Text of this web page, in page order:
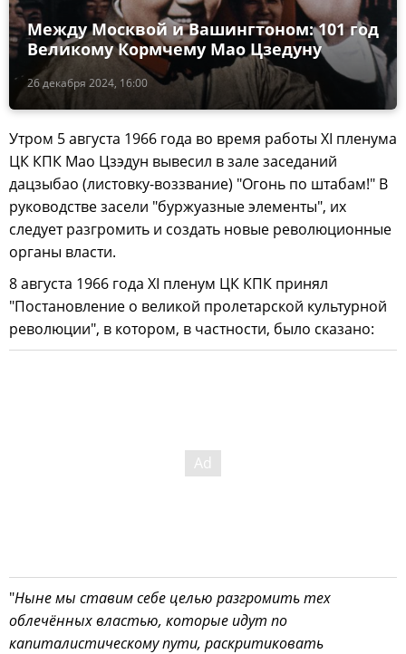
26 декабря 2024, 16:00
Между Москвой и Вашингтоном: 101 год
Великому Кормчему Мао Цзедуну
Утром 5 августа 1966 года во время работы XI пленума
ЦК КПК Мао Цзэдун вывесил в зале заседаний
дацзыбао (листовку-воззвание) "Огонь по штабам!" В
руководстве засели "буржуазные элементы", их
следует разгромить и создать новые революционные
органы власти.
8 августа 1966 года XI пленум ЦК КПК принял
"Постановление о великой пролетарской культурной
революции", в котором, в частности, было сказано:
"Ныне мы ставим себе целью разгромить тех
облечённых властью, которые идут по
капиталистическому пути, раскритиковать